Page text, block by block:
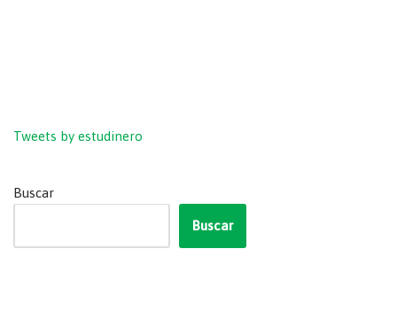
Tweets by estudinero
Buscar
Buscar